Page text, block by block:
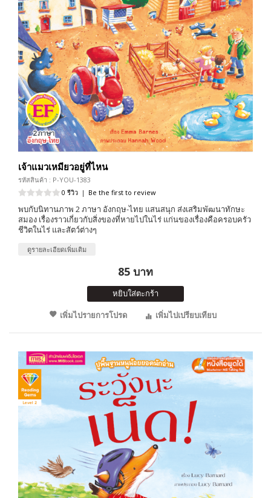
เจ้าแมวเหมียวอยู่ที่ไหน
รหัสสินค้า : P-YOU-1383
0 รีวิว | Be the first to review
พบกับนิทานภาพ 2 ภาษา อังกฤษ-ไทย แสนสนุก ส่งเสริมพัฒนาทักษะ
สมอง เรื่องราวเกี่ยวกับสิ่งของที่หายไปในไร่ แก่นของเรื่องคือครอบครัว
ชีวิตในไร่ และสัตว์ต่างๆ
ดูรายละเอียดเพิ่มเติม
85 บาท
หยิบใส่ตะกร้า
เพิ่มไปรายการโปรด
เพิ่มไปเปรียบเทียบ